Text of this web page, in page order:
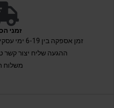
זמני
זמן אספקה
ההגעה שליח יצור קשר
משלוח